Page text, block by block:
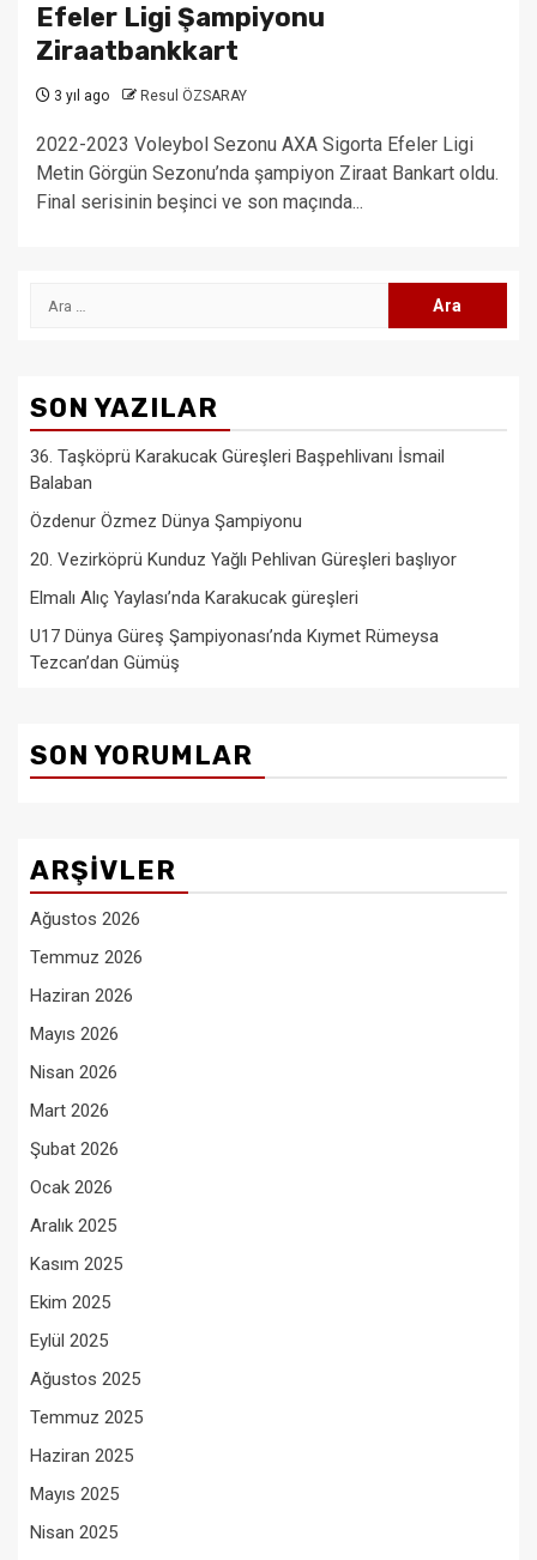
Efeler Ligi Şampiyonu
Ziraatbankkart
3 yıl ago Resul ÖZSARAY
2022-2023 Voleybol Sezonu AXA Sigorta Efeler Ligi
Metin Görgün Sezonu’nda şampiyon Ziraat Bankart oldu.
Final serisinin beşinci ve son maçında...
Arama:
SON YAZILAR
36. Taşköprü Karakucak Güreşleri Başpehlivanı İsmail
Balaban
Özdenur Özmez Dünya Şampiyonu
20. Vezirköprü Kunduz Yağlı Pehlivan Güreşleri başlıyor
Elmalı Alıç Yaylası’nda Karakucak güreşleri
U17 Dünya Güreş Şampiyonası’nda Kıymet Rümeysa
Tezcan’dan Gümüş
SON YORUMLAR
ARŞIVLER
Ağustos 2026
Temmuz 2026
Haziran 2026
Mayıs 2026
Nisan 2026
Mart 2026
Şubat 2026
Ocak 2026
Aralık 2025
Kasım 2025
Ekim 2025
Eylül 2025
Ağustos 2025
Temmuz 2025
Haziran 2025
Mayıs 2025
Nisan 2025